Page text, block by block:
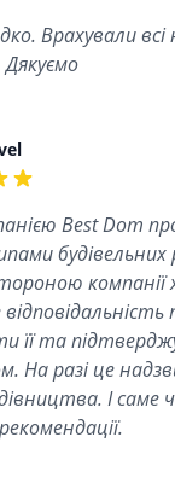
Врахували
Дякуємо
Best Dom
будівельних
компанії
її та
На разі це
І саме